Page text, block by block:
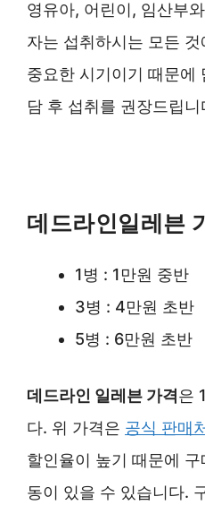
영유아, 어린이, 임산부
자는 섭취하시는 모든
중요한 시기이기 때문에
담 후 섭취를 권장드립니
데드라인일레븐
1병 : 1만원 중반
3병 : 4만원 초반
5병 : 6만원 초반
데드라인 일레븐 가격 은
다. 위 가격은 공식 판매
할인율이 높기 때문에
동이 있을 수 있습니다.